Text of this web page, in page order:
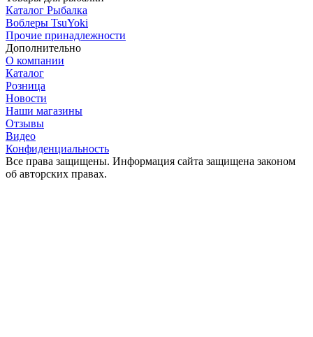
Каталог Рыбалка
Воблеры TsuYoki
Прочие принадлежности
Дополнительно
О компании
Каталог
Розница
Новости
Наши магазины
Отзывы
Видео
Конфиденциальность
Все права защищены. Информация сайта защищена законом
об авторских правах.